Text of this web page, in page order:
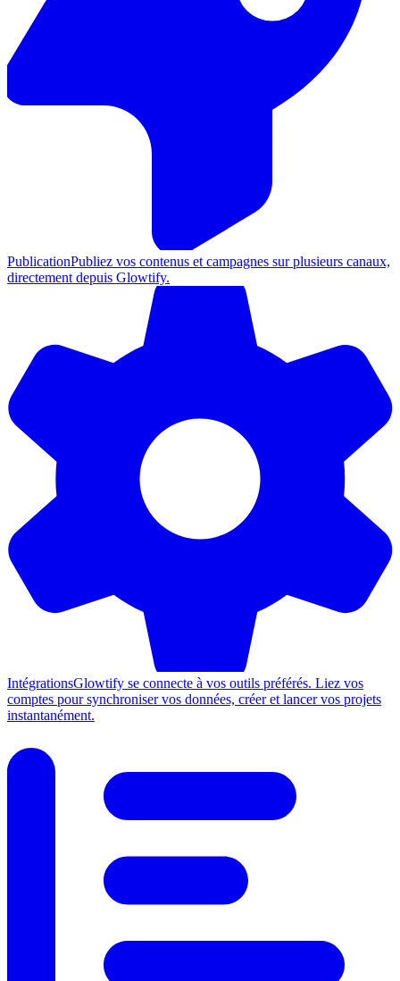
PublicationPubliez vos contenus et campagnes sur plusieurs canaux,
directement depuis Glowtify.
IntégrationsGlowtify se connecte à vos outils préférés. Liez vos
comptes pour synchroniser vos données, créer et lancer vos projets
instantanément.